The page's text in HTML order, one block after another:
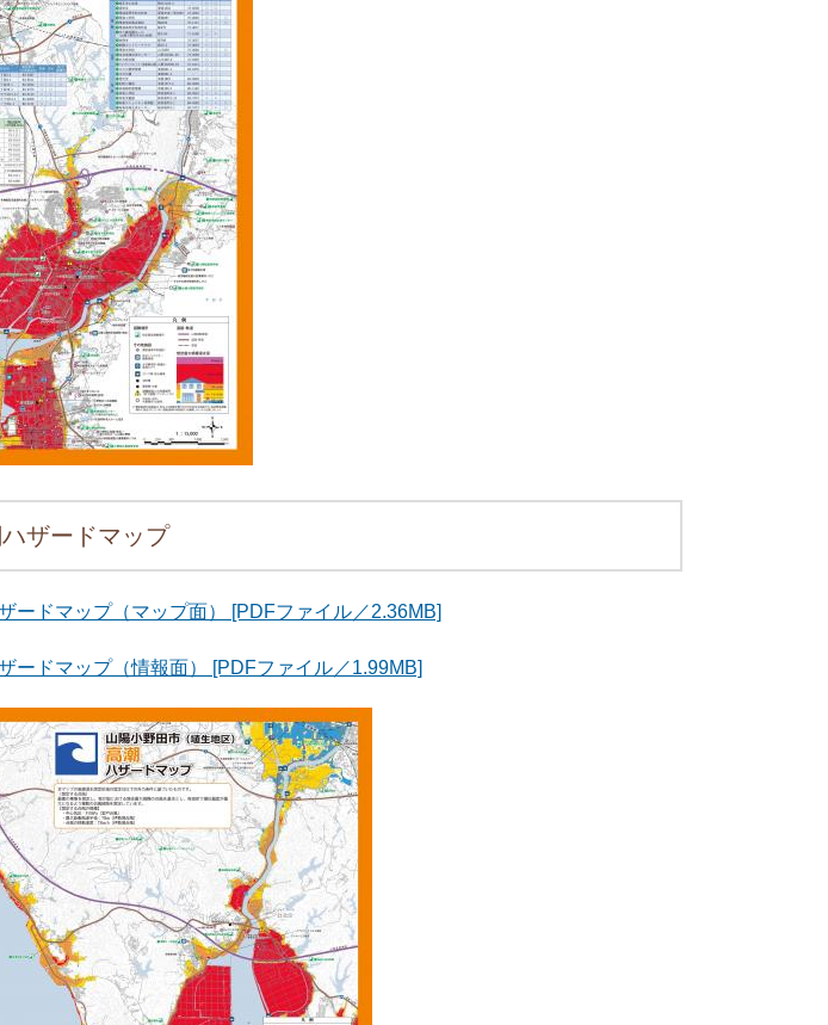
ザードマップ
ードマップ（マップ面） [PDFファイル／2.36MB]
ードマップ（情報面） [PDFファイル／1.99MB]